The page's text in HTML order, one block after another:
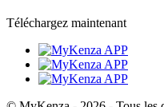
Téléchargez maintenant